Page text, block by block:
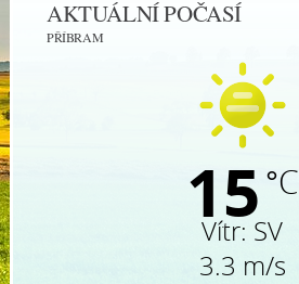
AKTUÁLNÍ POČASÍ
PŘÍBRAM
15 °C
Vítr: SV
3.3 m/s